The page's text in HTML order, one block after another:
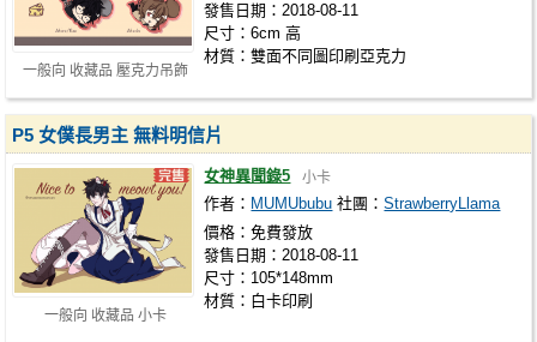
一般向 收藏品 壓克力吊飾
發售日期：2018-08-11
尺寸：6cm 高
材質：雙面不同圖印刷亞克力
一般向 收藏品 小卡
P5 女僕長男主 無料明信片
女神異聞錄5 小卡
作者： MUMUbubu 社團：StrawberryLlama
價格：免費發放
發售日期：2018-08-11
尺寸：105*148mm
材質：白卡印刷